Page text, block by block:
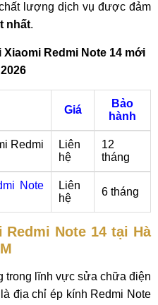
lượng dịch vụ được đảm
nhất.
Redmi Note 14 mới
Giá
Bảo
hành
Redmi
Liên
hệ
12
tháng
Note
Liên
hệ
6 tháng
Note 14 tại Hà
trong lĩnh vực sửa chữa điện
địa chỉ ép kính Redmi Note